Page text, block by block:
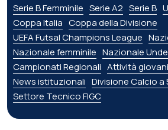
Serie B Femminile Serie A2 Serie B
Coppa Italia Coppa della Divisione
UEFA Futsal Champions League
Nazionale femminile Nazionale
Campionati Regionali Attività
News istituzionali Divisione Calcio a
Settore Tecnico FIGC